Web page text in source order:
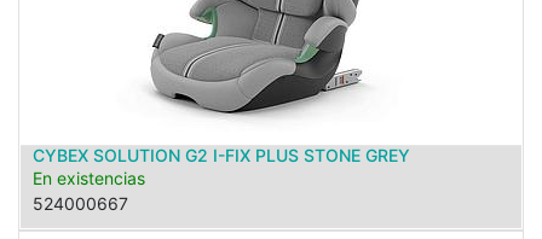
CYBEX SOLUTION G2 I-FIX PLUS STONE GREY
En existencias
524000667